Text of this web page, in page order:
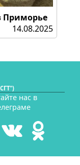
Приморье
14.08.2025
нас в